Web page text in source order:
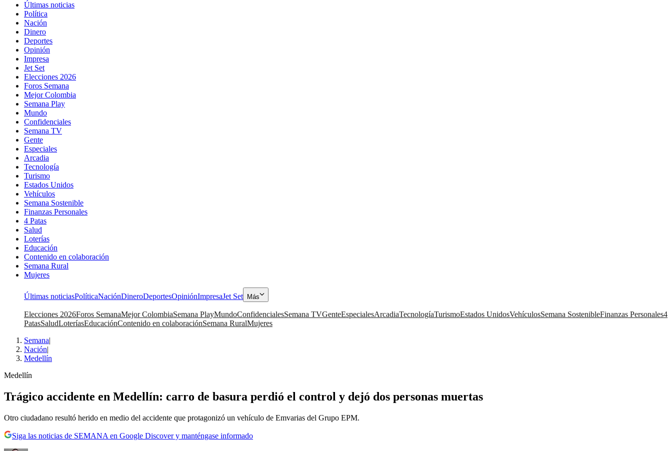
Últimas noticias
Política
Nación
Dinero
Deportes
Opinión
Impresa
Jet Set
Elecciones 2026
Foros Semana
Mejor Colombia
Semana Play
Mundo
Confidenciales
Semana TV
Gente
Especiales
Arcadia
Tecnología
Turismo
Estados Unidos
Vehículos
Semana Sostenible
Finanzas Personales
4 Patas
Salud
Loterías
Educación
Contenido en colaboración
Semana Rural
Mujeres
Últimas noticiasPolíticaNaciónDineroDeportesOpiniónImpresaJet Set Más
Elecciones 2026Foros SemanaMejor ColombiaSemana PlayMundoConfidencialesSemana TVGenteEspecialesArcadiaTecnologíaTurismoEstados UnidosVehículosSemana SostenibleFinanzas Personales4
PatasSaludLoteríasEducaciónContenido en colaboraciónSemana RuralMujeres
Semana|
Nación|
Medellín
Medellín
Trágico accidente en Medellín: carro de basura perdió el control y dejó dos personas muertas
Otro ciudadano resultó herido en medio del accidente que protagonizó un vehículo de Emvarias del Grupo EPM.
Siga las noticias de SEMANA en Google Discover y manténgase informado